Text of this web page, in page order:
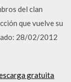
del clan
que vuelve su
28/02/2012
gratuita